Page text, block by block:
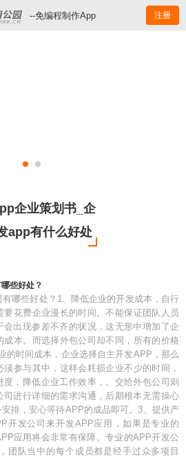
--免编程制作App 注册
企业策划书_企
app有什么好处
些好处？
哪些好处？1、降低企业的开发成本，自行
花费企业漫长的时间。不能保证团队人员
出现参差不齐的状况，这无形中增加了企
本。而选择外包公司却不同，所有的价格
的时间成本，企业选择自主开发APP，那么
参与其中，这样会耗损企业不少的时间，
，降低企业工作效率，。交给外包公司则
进行详细的需求沟通，后期根本无需操心
排，安心等待APP的成品即可。3、提供产
开发公司来开发APP应用，如果是专业的
应用将会非常有保障。专业的APP开发公
团队当中的每个成员都是经手过众多项目